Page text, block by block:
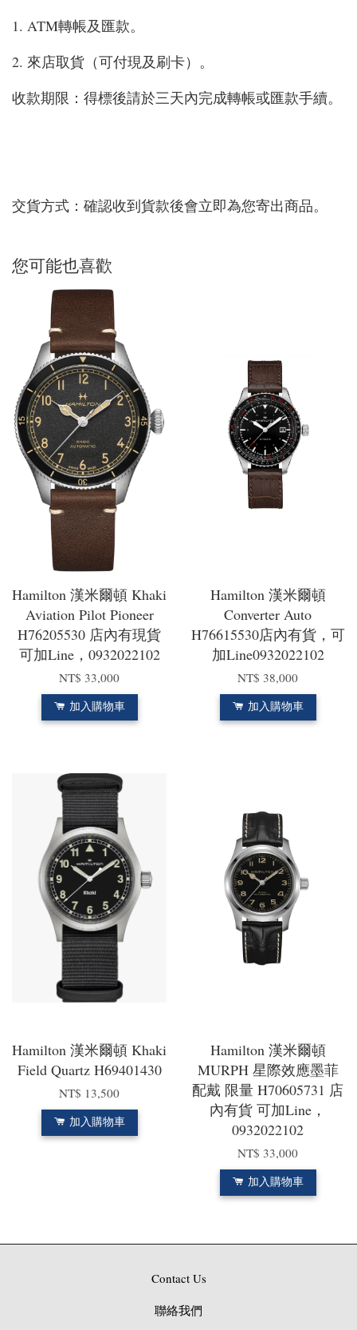
1. ATM轉帳及匯款。
2. 來店取貨（可付現及刷卡）。
收款期限：得標後請於三天內完成轉帳或匯款手續。
交貨方式：確認收到貨款後會立即為您寄出商品。
您可能也喜歡
Hamilton 漢米爾頓 Khaki
Aviation Pilot Pioneer
H76205530 店內有現貨
可加Line，0932022102
NT$ 33,000
加入購物車
Hamilton 漢米爾頓
Converter Auto
H76615530店內有貨，可
加Line0932022102
NT$ 38,000
加入購物車
Hamilton 漢米爾頓 Khaki
Field Quartz H69401430
NT$ 13,500
加入購物車
Hamilton 漢米爾頓
MURPH 星際效應墨菲
配戴 限量 H70605731 店
內有貨 可加Line，
0932022102
NT$ 33,000
加入購物車
Contact Us
聯絡我們